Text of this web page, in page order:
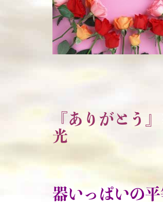
『ありがとう
光
器いっぱいの